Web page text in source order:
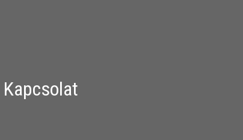
Kapcsolat